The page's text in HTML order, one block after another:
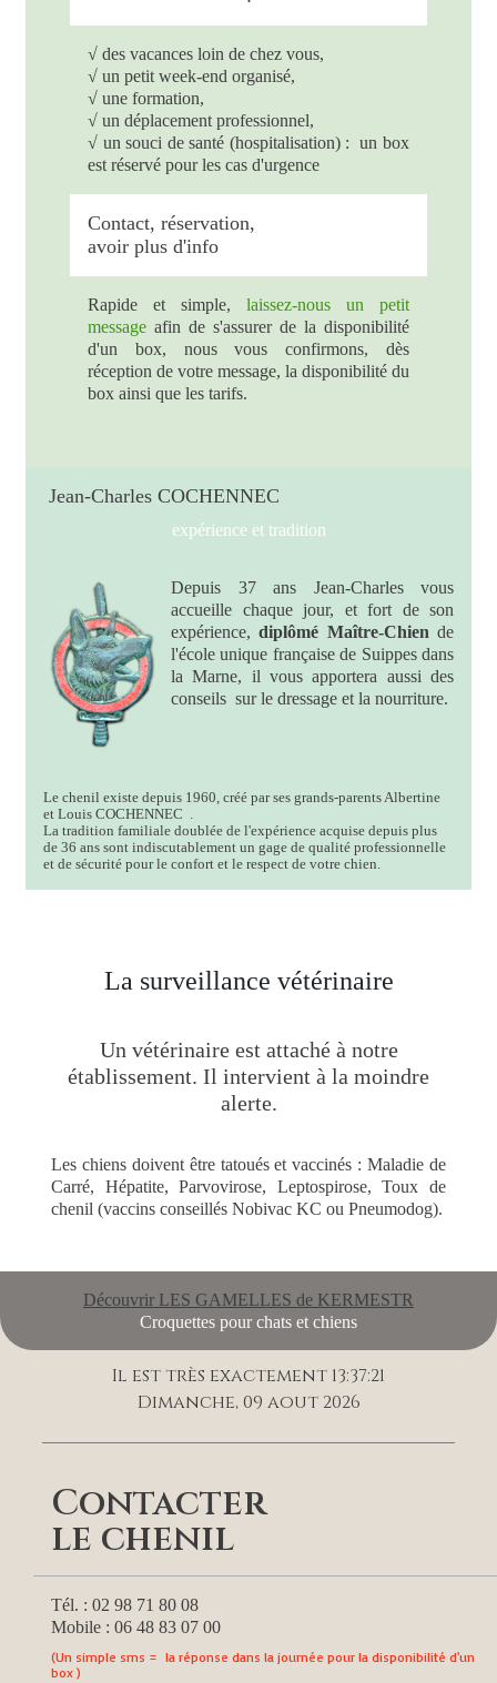
√ des vacances loin de chez vous,
√ un petit week-end organisé,
√ une formation,
√ un déplacement professionnel,
√ un souci de santé (hospitalisation) : un box
est réservé pour les cas d'urgence
Contact, réservation,
avoir plus d'info
Rapide et simple, laissez-nous un petit
message afin de s'assurer de la disponibilité
d'un box, nous vous confirmons, dès
réception de votre message, la disponibilité du
box ainsi que les tarifs.
Jean-Charles COCHENNEC
expérience et tradition
Depuis 37 ans Jean-Charles vous
accueille chaque jour, et fort de son
expérience,diplômé Maître-Chien de
l'école unique française de Suippes dans
la Marne, il vous apportera aussi des
conseils sur le dressage et la nourriture.
Le chenil existe depuis 1960, créé par ses grands-parents Albertine
et Louis COCHENNEC .
La tradition familiale doublée de l'expérience acquise depuis plus
de 36 ans sont indiscutablement un gage de qualité professionnelle
et de sécurité pour le confort et le respect de votre chien.
La surveillance vétérinaire
Un vétérinaire est attaché à notre
établissement. Il intervient à la moindre
alerte.
Les chiens doivent être tatoués et vaccinés : Maladie de
Carré, Hépatite, Parvovirose, Leptospirose, Toux de
chenil (vaccins conseillés Nobivac KC ou Pneumodog).
Découvrir LES GAMELLES de KERMESTR
Croquettes pour chats et chiens
Il est très exactement 13:37:22
Dimanche, 09 aout 2026
Contacter
le chenil
Tél. : 02 98 71 80 08
Mobile : 06 48 83 07 00
(Un simple sms = la réponse dans la journée pour la disponibilité d'un
box )